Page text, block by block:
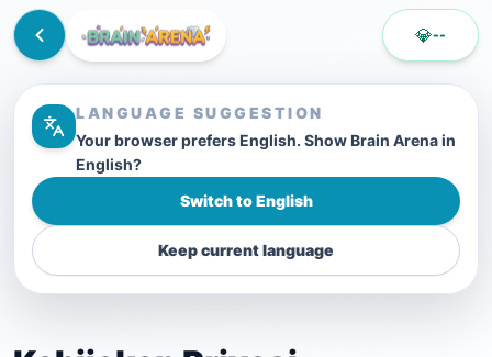
LANGUAGE SUGGESTION
Your browser prefers English. Show Brain Arena in
English?
Switch to English
Keep current language
💎--